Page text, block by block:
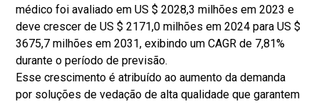
médico foi avaliado em US $ 2028,3 milhões em 2023 e
deve crescer de US $ 2171,0 milhões em 2024 para US $
3675,7 milhões em 2031, exibindo um CAGR de 7,81%
durante o período de previsão.
Esse crescimento é atribuído ao aumento da demanda
por soluções de vedação de alta qualidade que garantem